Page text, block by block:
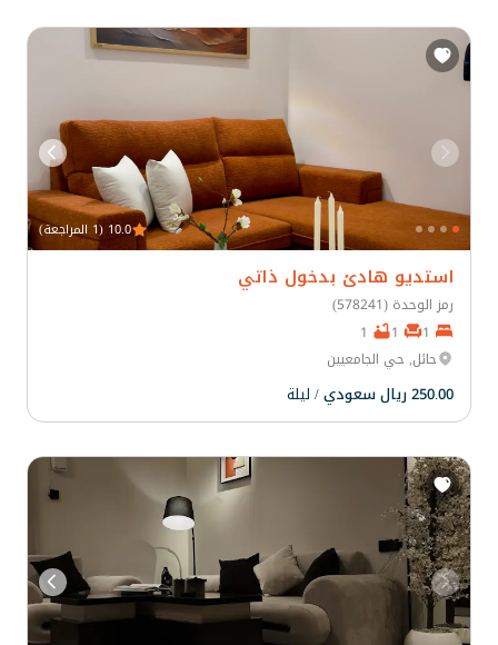
10.0 (1 المراجعة)
استديو هادئ بدخول ذاتي
رمز الوحدة (578241)
حائل, حي الجامعيين
250.00 ريال سعودي / ليلة